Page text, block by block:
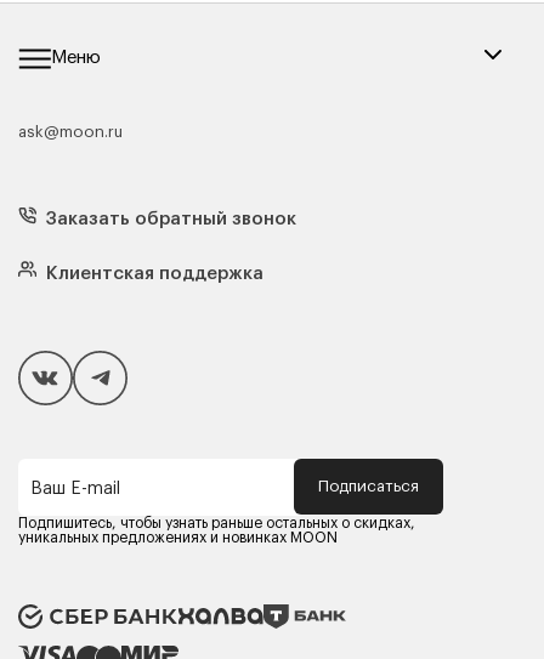
Меню
Каталог мебели
Кресла
Матрасы
Подушки
Чехлы и наматрасники
Покупателям
Способы оплаты
Компания MOON
Оферта
Политика конфиденциальности
Карьера в MOON
ask@moon.ru
Заказать обратный звонок
Клиентская поддержка
Ваш E-mail Подписаться
Подпишитесь, чтобы узнать раньше остальных о скидках,
уникальных предложениях и новинках MOON